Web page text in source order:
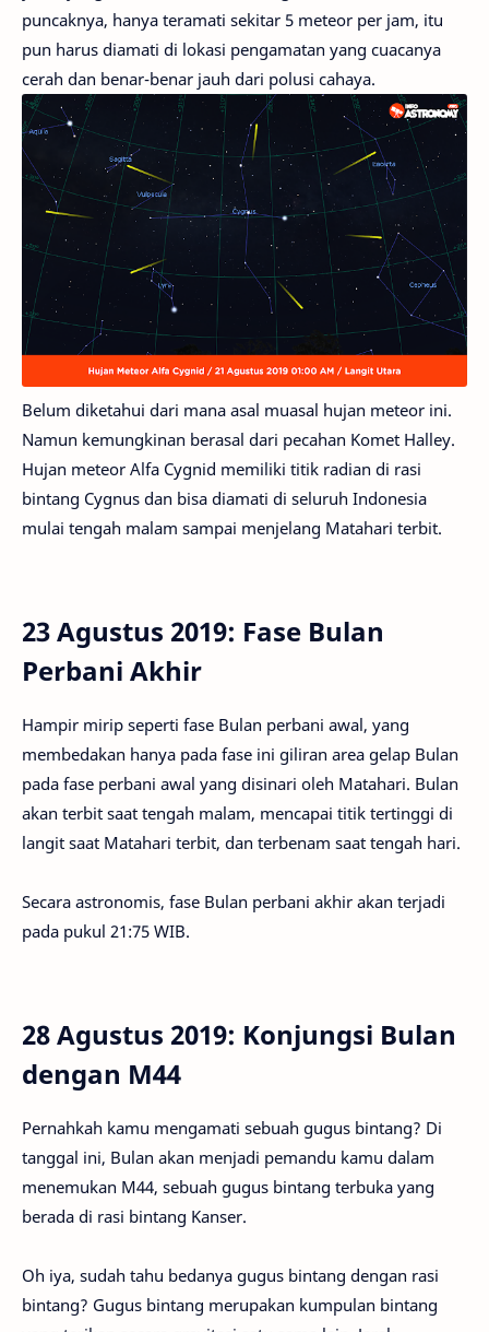
puncaknya, hanya teramati sekitar 5 meteor per jam, itu
pun harus diamati di lokasi pengamatan yang cuacanya
cerah dan benar-benar jauh dari polusi cahaya.
Belum diketahui dari mana asal muasal hujan meteor ini.
Namun kemungkinan berasal dari pecahan Komet Halley.
Hujan meteor Alfa Cygnid memiliki titik radian di rasi
bintang Cygnus dan bisa diamati di seluruh Indonesia
mulai tengah malam sampai menjelang Matahari terbit.
23 Agustus 2019: Fase Bulan
Perbani Akhir
Hampir mirip seperti fase Bulan perbani awal, yang
membedakan hanya pada fase ini giliran area gelap Bulan
pada fase perbani awal yang disinari oleh Matahari. Bulan
akan terbit saat tengah malam, mencapai titik tertinggi di
langit saat Matahari terbit, dan terbenam saat tengah hari.
Secara astronomis, fase Bulan perbani akhir akan terjadi
pada pukul 21:75 WIB.
28 Agustus 2019: Konjungsi Bulan
dengan M44
Pernahkah kamu mengamati sebuah gugus bintang? Di
tanggal ini, Bulan akan menjadi pemandu kamu dalam
menemukan M44, sebuah gugus bintang terbuka yang
berada di rasi bintang Kanser.
Oh iya, sudah tahu bedanya gugus bintang dengan rasi
bintang? Gugus bintang merupakan kumpulan bintang